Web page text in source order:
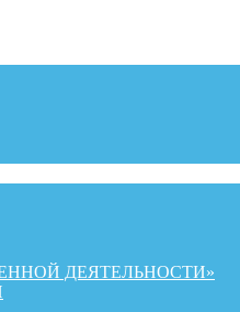
ДЕЯТЕЛЬНОСТИ»